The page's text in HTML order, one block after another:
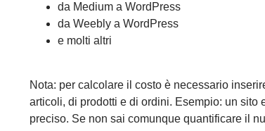
da Medium a WordPress
da Weebly a WordPress
e molti altri
Nota: per calcolare il costo è necessario
articoli, di prodotti e di ordini. Esempio: un sito
preciso. Se non sai comunque quantificare il